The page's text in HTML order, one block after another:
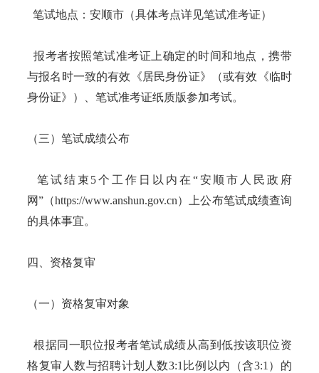
笔试地点：安顺市（具体考点详见笔试准考证）
报考者按照笔试准考证上确定的时间和地点，携带
与报名时一致的有效《居民身份证》（或有效《临时
身份证》）、笔试准考证纸质版参加考试。
（三）笔试成绩公布
笔试结束5个工作日以内在“安顺市人民政府
网”（https://www.anshun.gov.cn）上公布笔试成绩查询
的具体事宜。
四、资格复审
（一）资格复审对象
根据同一职位报考者笔试成绩从高到低按该职位资
格复审人数与招聘计划人数3:1比例以内（含3:1）的